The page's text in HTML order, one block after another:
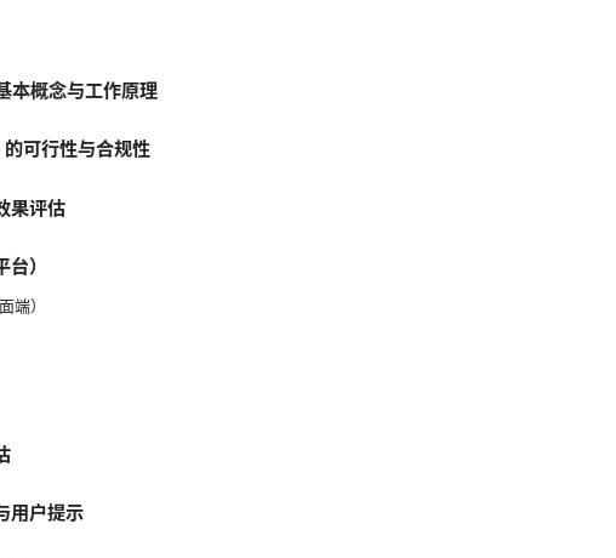
概念与工作原理
可行性与合规性
果评估
）
端）
用户提示